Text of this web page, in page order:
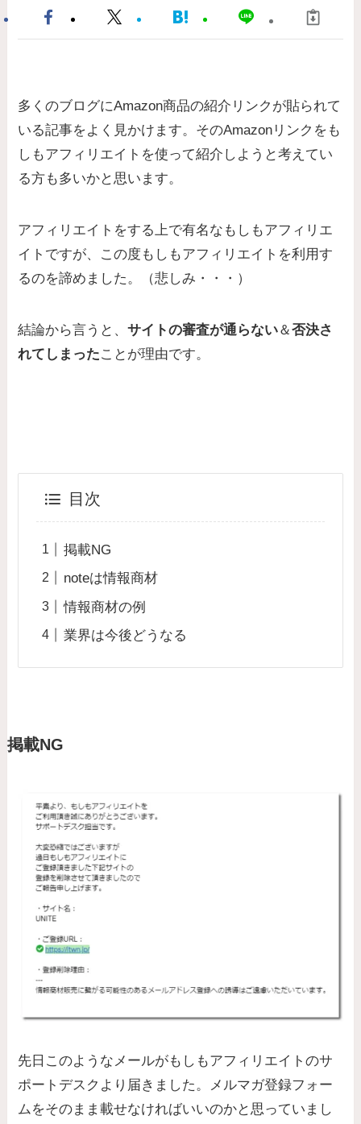
多くのブログにAmazon商品の紹介リンクが貼られて
いる記事をよく見かけます。そのAmazonリンクをも
しもアフィリエイトを使って紹介しようと考えてい
る方も多いかと思います。
アフィリエイトをする上で有名なもしもアフィリエ
イトですが、この度もしもアフィリエイトを利用す
るのを諦めました。（悲しみ・・・）
結論から言うと、サイトの審査が通らない＆否決さ
れてしまったことが理由です。
目次
掲載NG
noteは情報商材
情報商材の例
業界は今後どうなる
掲載NG
先日このようなメールがもしもアフィリエイトのサ
ポートデスクより届きました。メルマガ登録フォー
ムをそのまま載せなければいいのかと思っていまし